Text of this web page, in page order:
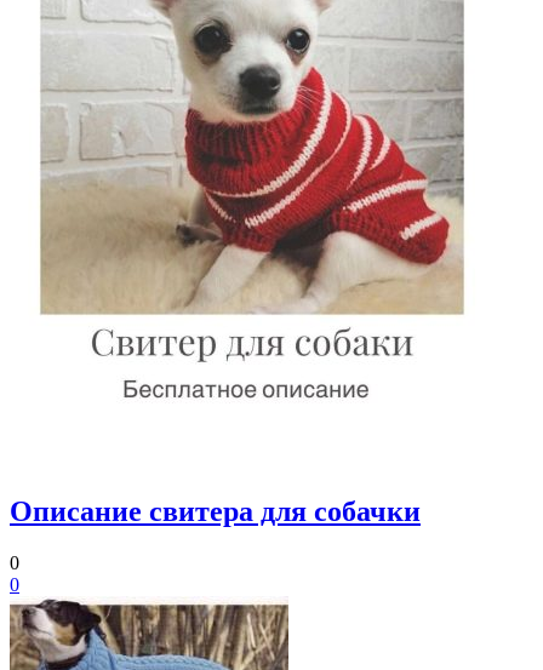
Описание свитера для собачки
0
0